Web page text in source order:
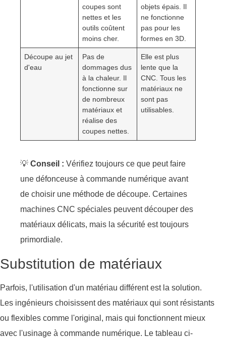
coupes sont
nettes et les
outils coûtent
moins cher.
objets épais. Il
ne fonctionne
pas pour les
formes en 3D.
Découpe au jet
d'eau
Pas de
dommages dus
à la chaleur. Il
fonctionne sur
de nombreux
matériaux et
réalise des
coupes nettes.
Elle est plus
lente que la
CNC. Tous les
matériaux ne
sont pas
utilisables.
💡 Conseil : Vérifiez toujours ce que peut faire
une défonceuse à commande numérique avant
de choisir une méthode de découpe. Certaines
machines CNC spéciales peuvent découper des
matériaux délicats, mais la sécurité est toujours
primordiale.
Substitution de matériaux
Parfois, l'utilisation d'un matériau différent est la solution.
Les ingénieurs choisissent des matériaux qui sont résistants
ou flexibles comme l'original, mais qui fonctionnent mieux
avec l'usinage à commande numérique. Le tableau ci-